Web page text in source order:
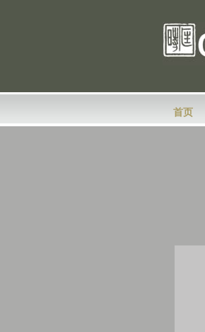
首页